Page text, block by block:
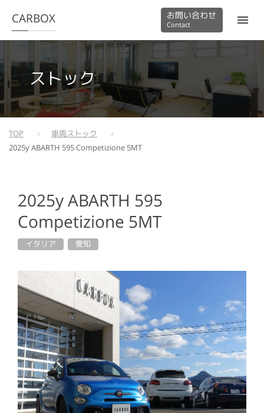
CARBOX お問い合わせ
Contact
ストック
TOP
車両ストック
2025y ABARTH 595 Competizione 5MT
2025y ABARTH 595
Competizione 5MT
イタリア 愛知